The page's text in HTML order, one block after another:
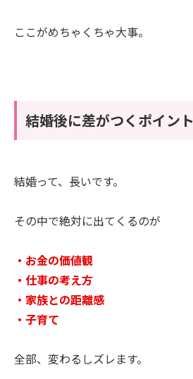
ここがめちゃくちゃ大事。
結婚後に差がつくポイント
結婚って、長いです。
その中で絶対に出てくるのが
・お金の価値観
・仕事の考え方
・家族との距離感
・子育て
全部、変わるしズレます。